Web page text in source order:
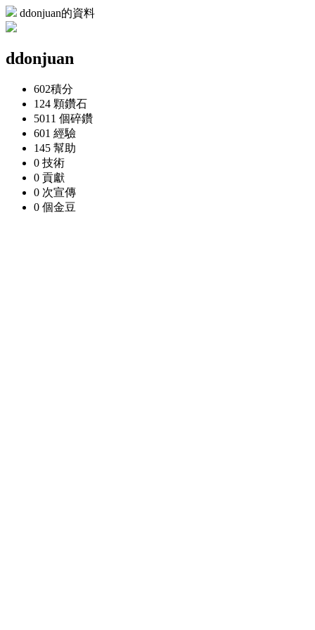
ddonjuan的資料
ddonjuan
602積分
124 顆鑽石
5011 個碎鑽
601 經驗
145 幫助
0 技術
0 貢獻
0 次宣傳
0 個金豆